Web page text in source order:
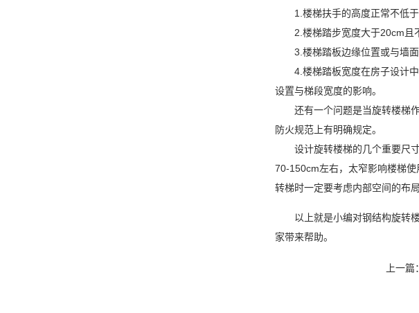
1.楼梯扶手的高度正常不低于
2.楼梯踏步宽度大于20cm且不
3.楼梯踏板边缘位置或与墙面
4.楼梯踏板宽度在房子设计中
设置与梯段宽度的影响。
还有一个问题是当旋转楼梯作
防火规范上有明确规定。
设计旋转楼梯的几个重要尺寸
70-150cm左右，太窄影响楼梯
转梯时一定要考虑内部空间的布
以上就是小编对钢结构旋转楼
家带来帮助。
上一